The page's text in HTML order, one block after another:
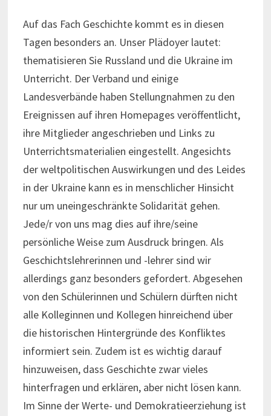
Auf das Fach Geschichte kommt es in diesen
Tagen besonders an. Unser Plädoyer lautet:
thematisieren Sie Russland und die Ukraine im
Unterricht. Der Verband und einige
Landesverbände haben Stellungnahmen zu den
Ereignissen auf ihren Homepages veröffentlicht,
ihre Mitglieder angeschrieben und Links zu
Unterrichtsmaterialien eingestellt. Angesichts
der weltpolitischen Auswirkungen und des Leides
in der Ukraine kann es in menschlicher Hinsicht
nur um uneingeschränkte Solidarität gehen.
Jede/r von uns mag dies auf ihre/seine
persönliche Weise zum Ausdruck bringen. Als
Geschichtslehrerinnen und -lehrer sind wir
allerdings ganz besonders gefordert. Abgesehen
von den Schülerinnen und Schülern dürften nicht
alle Kolleginnen und Kollegen hinreichend über
die historischen Hintergründe des Konfliktes
informiert sein. Zudem ist es wichtig darauf
hinzuweisen, dass Geschichte zwar vieles
hinterfragen und erklären, aber nicht lösen kann.
Im Sinne der Werte- und Demokratieerziehung ist